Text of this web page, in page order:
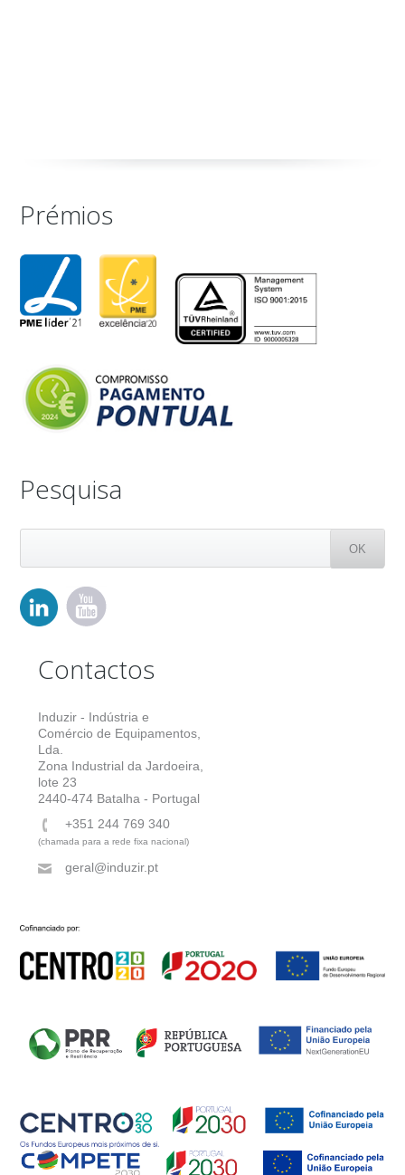
Prémios
Pesquisa
Contactos
Induzir - Indústria e
Comércio de Equipamentos,
Lda.
Zona Industrial da Jardoeira,
lote 23
2440-474 Batalha - Portugal
+351 244 769 340
(chamada para a rede fixa nacional)
geral@induzir.pt